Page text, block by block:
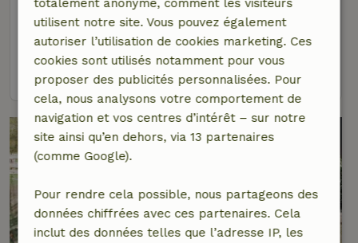
Limbourg, Pays-Bas
4 personnes2 Chambres à coucher
voir
totalement anonyme, comment les visiteurs
utilisent notre site. Vous pouvez également
autoriser l’utilisation de cookies marketing. Ces
cookies sont utilisés notamment pour vous
proposer des publicités personnalisées. Pour
cela, nous analysons votre comportement de
navigation et vos centres d’intérêt – sur notre
site ainsi qu’en dehors, via 13 partenaires
(comme Google).
Pour rendre cela possible, nous partageons des
données chiffrées avec ces partenaires. Cela
inclut des données telles que l’adresse IP, les